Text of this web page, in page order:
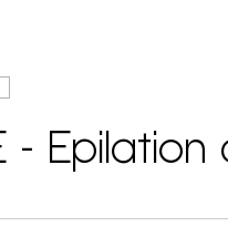
- Epilation